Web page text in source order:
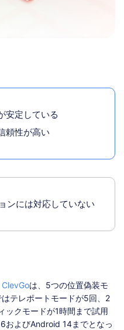
安定している
頼性が高い
ンには対応していない
は、5つの位置偽装モ
テレポートモードが5回、2
ックモードが1時間まで試用
およびAndroid 14までとなっ